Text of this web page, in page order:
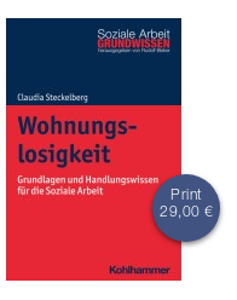
Print
29,00 €